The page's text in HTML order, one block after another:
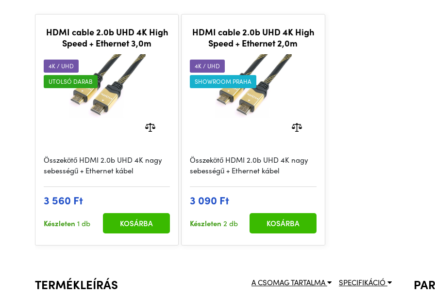
HDMI cable 2.0b UHD 4K High
Speed + Ethernet 3,0m
4K / UHD
UTOLSÓ DARAB
Összekötő HDMI 2.0b UHD 4K nagy
sebességű + Ethernet kábel
3 560 Ft
Készleten 1 db KOSÁRBA
HDMI cable 2.0b UHD 4K High
Speed + Ethernet 2,0m
4K / UHD
SHOWROOM PRAHA
Összekötő HDMI 2.0b UHD 4K nagy
sebességű + Ethernet kábel
3 090 Ft
Készleten2 db KOSÁRBA
SPECIFIKÁCIÓ
A CSOMAG TARTALMA
TERMÉKLEÍRÁS